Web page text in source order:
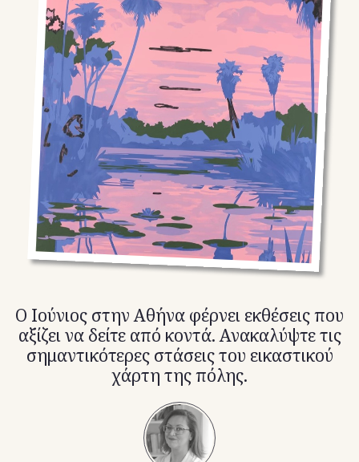
Facebook
Instagram
Youtube
TikTok
X(Twitter)
O Ιούνιος στην Αθήνα φέρνει εκθέσεις που
αξίζει να δείτε από κοντά. Ανακαλύψτε τις
σημαντικότερες στάσεις του εικαστικού
χάρτη της πόλης.